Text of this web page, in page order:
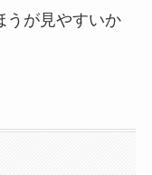
が見やすいか